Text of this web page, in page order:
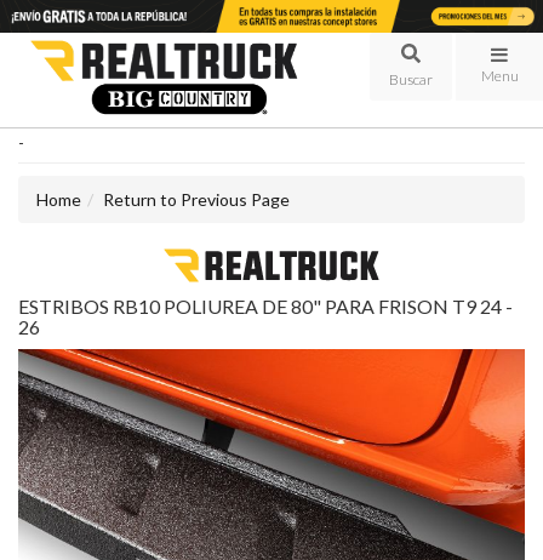
Menu
-
Home Return to Previous Page
ESTRIBOS RB10 POLIUREA DE 80" PARA FRISON T9 24 -
26